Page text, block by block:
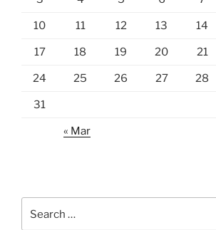
10 11 12 13 14
17 18 19 20 21
24 25 26 27 28
31
« Mar
for: